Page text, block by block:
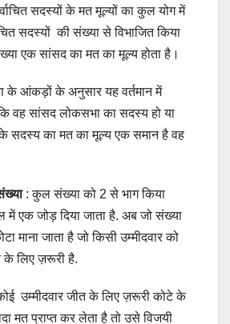
सदस्यों के मत मूल्यों का कुल योग में
सदस्यों की संख्या से विभाजित किया
एक सांसद का मत का मूल्य होता है।
के आंकड़ों के अनुसार यह वर्तमान में
वह सांसद लोकसभा का सदस्य हो या
के सदस्य का मत का मूल्य एक समान है वह
: कुल संख्या को 2 से भाग किया
में एक जोड़ दिया जाता है. अब जो संख्या
माना जाता है जो किसी उम्मीदवार को
के लिए ज़रूरी है.
उम्मीदवार जीत के लिए ज़रूरी कोटे के
मत प्राप्त कर लेता है तो उसे विजयी